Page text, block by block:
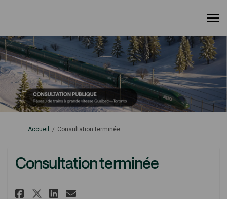
Vous êtes ici:
Accueil Consultation terminée
Consultation terminée
Partager Consultation
Partager Consultation
Partager Consultation
Courriel Consultation